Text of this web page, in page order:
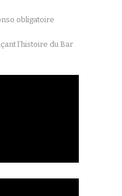
obligatoire
l’histoire du Bar